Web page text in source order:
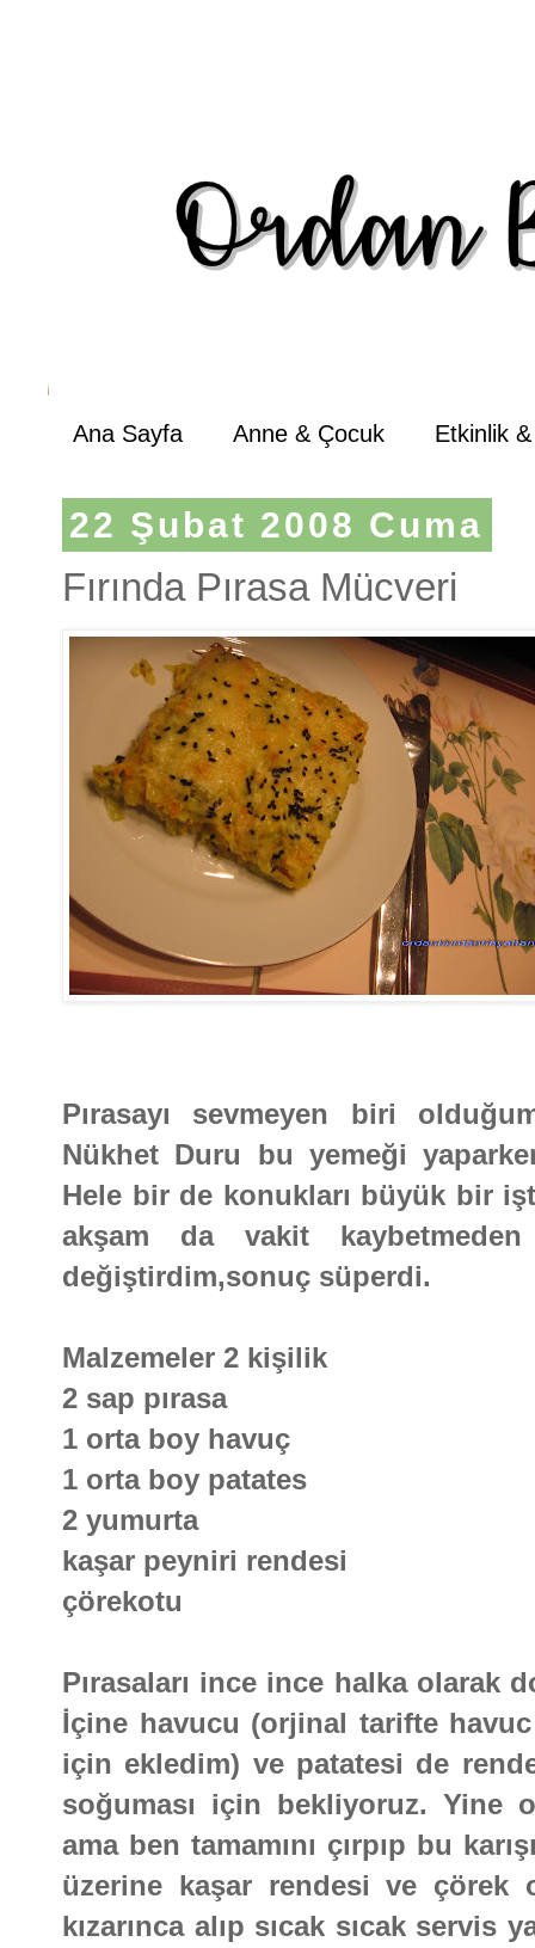
Ana Sayfa Anne & Çocuk Etkinlik
22 Şubat 2008 Cuma
Fırında Pırasa Mücveri
Pırasayı sevmeyen biri
Nükhet Duru bu yemeği
Hele bir de konukları büyük bir
akşam da vakit
değiştirdim,sonuç süperdi.
Malzemeler 2 kişilik
2 sap pırasa
1 orta boy havuç
1 orta boy patates
2 yumurta
kaşar peyniri rendesi
çörekotu
Pırasaları ince ince halka olarak
İçine havucu (orjinal tarifte
için ekledim) ve patatesi de
soğuması için bekliyoruz. Yine
ama ben tamamını çırpıp bu
üzerine kaşar rendesi ve çörek
kızarınca alıp sıcak sıcak servis